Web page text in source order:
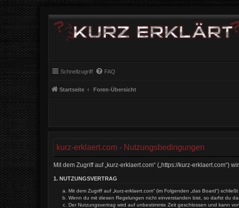
Schnellzugriff FAQ
Startseite Foren-Übersicht
kurz-erklaert.com - Nutzungsbedingungen
Mit dem Zugriff auf „kurz-erklaert.com“ („https://kurz-
1. NUTZUNGSVERTRAG
Mit dem Zugriff auf „kurz-erklaert.com“ (im Folgenden „das Board“)
Wenn du mit diesen Regelungen nicht einverstanden bist, so darfst du
Der Nutzungsvertrag wird auf unbestimmte Zeit geschlossen und kann